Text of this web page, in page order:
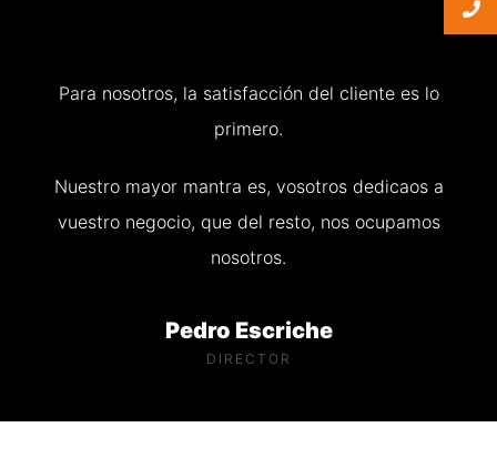
Para nosotros, la satisfacción del cliente es lo
primero.
Nuestro mayor mantra es, vosotros dedicaos a
vuestro negocio, que del resto, nos ocupamos
nosotros.
Pedro Escriche
DIRECTOR